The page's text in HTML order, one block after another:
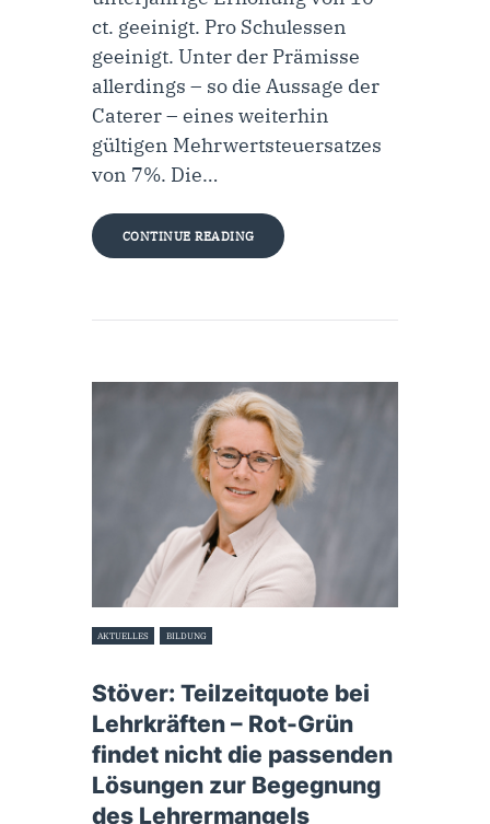
ct. geeinigt. Pro Schulessen
geeinigt. Unter der Prämisse
allerdings – so die Aussage der
Caterer – eines weiterhin
gültigen Mehrwertsteuersatzes
von 7%. Die…
CONTINUE READING
AKTUELLES BILDUNG
Stöver: Teilzeitquote bei
Lehrkräften – Rot-Grün
findet nicht die passenden
Lösungen zur Begegnung
des Lehrermangels